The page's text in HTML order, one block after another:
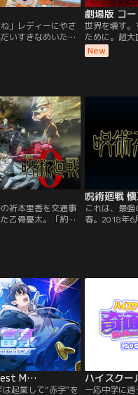
」レディーにやさ
いすきなめいたん
世界を壊す。
ために。超大
た日本＝エリ
年、ルルーシ
ク。二人の
を揺るがす
New
祈本里香を交通事
乙骨憂太。「約束
の禪院真希・狗巻
骨はある決意をす
ャンネル】
呪術廻戦
これは、最
春。2018年6
い2人の元に
要・天元か
M…
起業して“赤字”を
ハイスクー
一応中学に